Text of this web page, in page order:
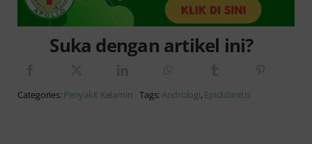
Suka dengan artikel ini?
Categories: Penyakit Kelamin Tags: Andrologi, Epididimitis